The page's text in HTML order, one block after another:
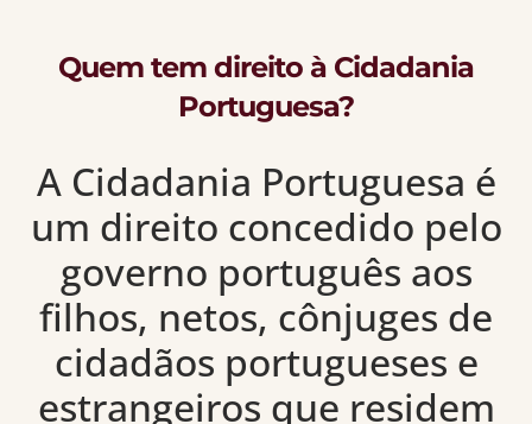
Quem tem direito à Cidadania
Portuguesa?
A Cidadania Portuguesa é
um direito concedido pelo
governo português aos
filhos, netos, cônjuges de
cidadãos portugueses e
estrangeiros que residem